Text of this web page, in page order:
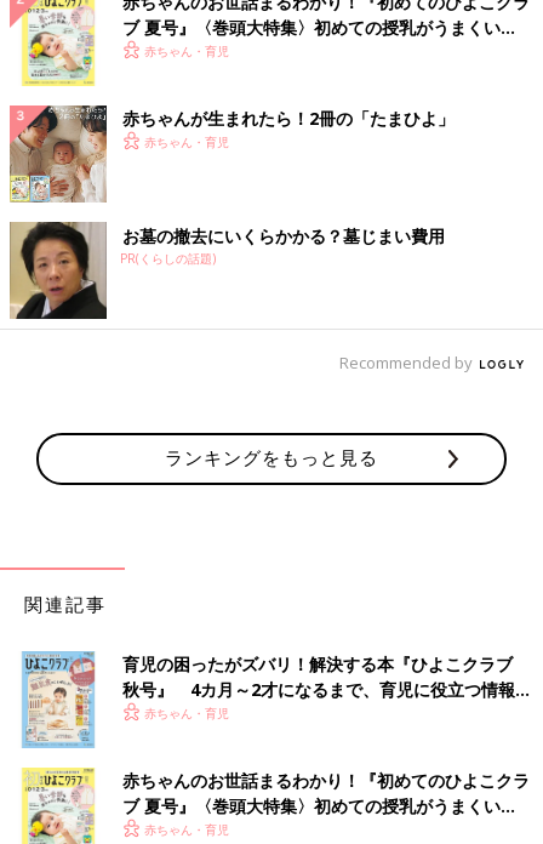
ブ 夏号』〈巻頭大特集〉初めての授乳がうまくい
く！ おっぱい・ミルクの基本と夏のトラブル 解決テ
赤ちゃん・育児
赤ちゃんが生まれたら！2冊の「たまひよ」
赤ちゃん・育児
お墓の撤去にいくらかかる？墓じまい費用
PR(くらしの話題)
Recommended by
ランキングをもっと見る
関連記事
育児の困ったがズバリ！解決する本『ひよこクラブ
秋号』 4カ月～2才になるまで、育児に役立つ情報が
いっぱい！
赤ちゃん・育児
赤ちゃんのお世話まるわかり！『初めてのひよこクラ
ブ 夏号』〈巻頭大特集〉初めての授乳がうまくい
く！ おっぱい・ミルクの基本と夏のトラブル 解決テ
赤ちゃん・育児